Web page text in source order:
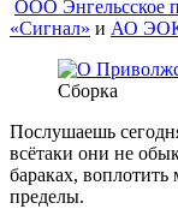
ООО Энгельсское
«Сигнал» и АО
Сборка
Послушаешь
всётаки они не
бараках, воплотить
пределы.